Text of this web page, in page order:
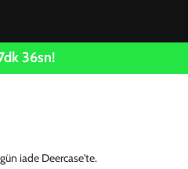
dk36sn!
iade Deercase'te.